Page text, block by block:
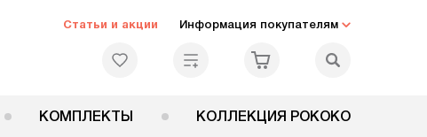
Статьи и акции Информация покупателям
КОМПЛЕКТЫ КОЛЛЕКЦИЯ РОКОКО